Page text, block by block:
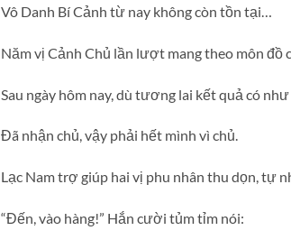
Vô Danh Bí Cảnh từ nay không còn tồn tại…
Năm vị Cảnh Chủ lần lượt mang theo môn đồ
Sau ngày hôm nay, dù tương lai kết quả có
Đã nhận chủ, vậy phải hết mình vì chủ.
Lạc Nam trợ giúp hai vị phu nhân thu dọn, tự
“Đến, vào hàng!” Hắn cười tủm tỉm nói: